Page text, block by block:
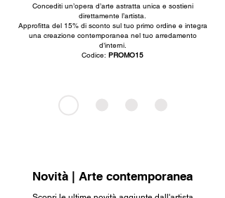
Concediti un’opera d’arte astratta unica e sostieni
direttamente l’artista.
Approfitta del 15% di sconto sul tuo primo ordine e integra
una creazione contemporanea nel tuo arredamento
d’interni.
Codice: PROMO15
Novità | Arte contemporanea